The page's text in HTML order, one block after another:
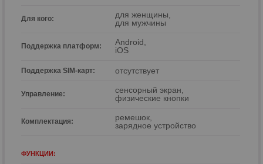
р
р
Для кого:
для женщины,
для мужчины
Поддержка платформ:
Android,
iOS
Поддержка SIM-карт: отсутствует
Управление:
сенсорный экран,
физические кнопки
Комплектация:
ремешок,
зарядное устройство
ФУНКЦИИ: